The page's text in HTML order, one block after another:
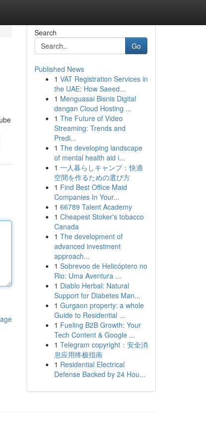
Search
Go
Published News
1 VAT Registration Services in
the UAE: How Saeed...
1 Menguasai Bisnis Digital
dengan Cloud Hosting ...
1 The Future of Video
Streaming: Trends and
Predi...
1 The developing landscape
of mental health aid i...
1 一人暮らしキャンプ：快適
空間を作るための選び方
1 Find Best Office Maid
Companies In Your...
1 66789 Talent Academy
1 Cheapest Stoker's tobacco
Canada
1 The development of
advanced investment
approach...
1 Sobrevoo de Helicóptero no
Rio: Uma Aventura ...
1 Diablo Herbal: Natural
Support for Diabetes Man...
1 Gurgaon property: a whole
Guide to Residential ...
1 Fueling B2B Growth: Your
Tech Content & Google ...
1 Telegram copyright：安全消
息应用终极指南
1 Residential Electrical
Defense Backed by 24 Hou...